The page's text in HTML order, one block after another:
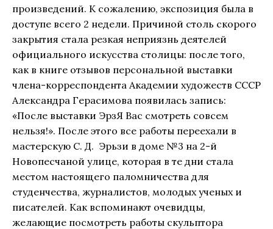
произведений. К сожалению, экспозиция была в
доступе всего 2 недели. Причиной столь скорого
закрытия стала резкая неприязнь деятелей
официального искусства столицы: после того,
как в книге отзывов персональной выставки
члена-корреспондента Академии художеств СССР
Александра Герасимова появилась запись:
«После выставки ЭрзЯ Вас смотреть совсем
нельзя!». После этого все работы переехали в
мастерскую С. Д. Эрьзи в доме №3 на 2-й
Новопесчаной улице, которая в те дни стала
местом настоящего паломничества для
студенчества, журналистов, молодых ученых и
писателей. Как вспоминают очевидцы,
желающие посмотреть работы скульптора